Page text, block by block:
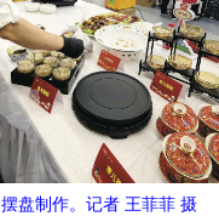
摆盘制作。记者 王菲菲 摄